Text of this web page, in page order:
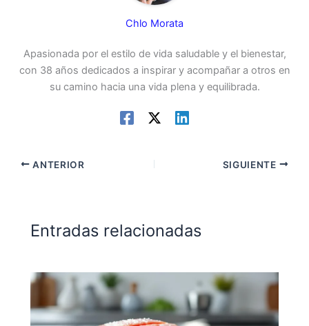
Chlo Morata
Apasionada por el estilo de vida saludable y el bienestar,
con 38 años dedicados a inspirar y acompañar a otros en
su camino hacia una vida plena y equilibrada.
ANTERIOR SIGUIENTE
Entradas relacionadas